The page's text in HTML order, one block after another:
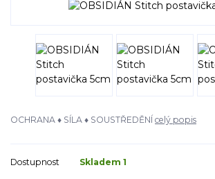
OCHRANA ♦ SÍLA ♦ SOUSTŘEDĚNÍ celý popis
Dostupnost Skladem 1